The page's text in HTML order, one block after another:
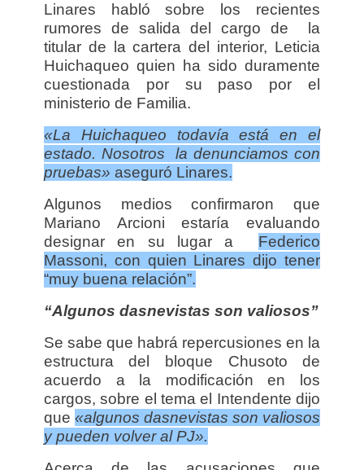
Linares habló sobre los recientes
rumores de salida del cargo de la
titular de la cartera del interior, Leticia
Huichaqueo quien ha sido duramente
cuestionada por su paso por el
ministerio de Familia.
«La Huichaqueo todavía está en el
estado. Nosotros la denunciamos con
pruebas» aseguró Linares.
Algunos medios confirmaron que
Mariano Arcioni estaría evaluando
designar en su lugar a Federico
Massoni, con quien Linares dijo tener
“muy buena relación”.
“Algunos dasnevistas son valiosos”
Se sabe que habrá repercusiones en la
estructura del bloque Chusoto de
acuerdo a la modificación en los
cargos, sobre el tema el Intendente dijo
que «algunos dasnevistas son valiosos
y pueden volver al PJ».